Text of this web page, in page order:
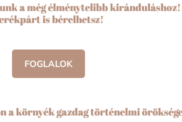
a még élménytelibb
is bérelhetsz!
FOGLALOK
a környék gazdag történelmi